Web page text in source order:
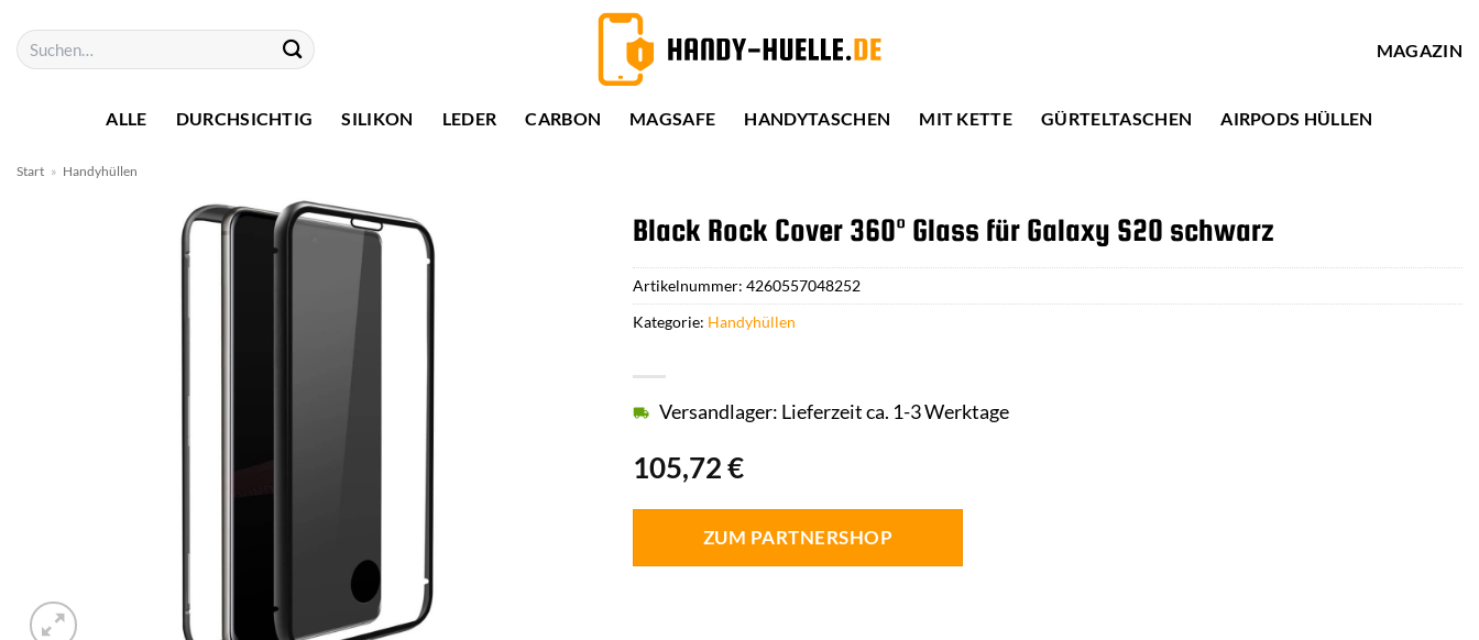
Inhalt
springen
Suchen
nach:
MAGAZIN
ALLE DURCHSICHTIG SILIKON LEDER CARBON MAGSAFE HANDYTASCHEN MIT KETTE GÜRTELTASCHEN AIRPODS HÜLLEN
Start » Handyhüllen
Black Rock Cover 360° Glass für Galaxy S20 schwarz
105,72€
Versandlager: Lieferzeit ca. 1-3 Werktage
ZUM PARTNERSHOP
Artikelnummer: 4260557048252
Kategorie: Handyhüllen